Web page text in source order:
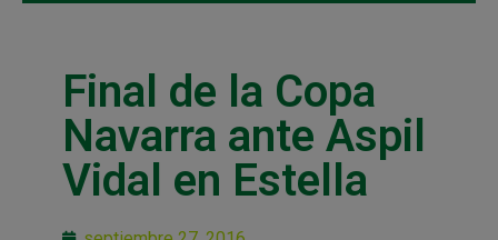
Final de la Copa
Navarra ante Aspil
Vidal en Estella